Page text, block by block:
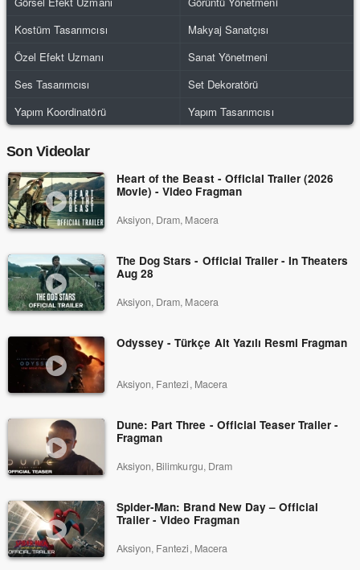
Kostüm Tasarımcısı
Makyaj Sanatçısı
Özel Efekt Uzmanı
Sanat Yönetmeni
Ses Tasarımcısı
Set Dekoratörü
Yapım Koordinatörü
Yapım Tasarımcısı
Son Videolar
Heart of the Beast - Official Trailer (2026
Movie) - Video Fragman
Aksiyon, Dram, Macera
The Dog Stars - Official Trailer - In Theaters
Aug 28
Aksiyon, Dram, Macera
Odyssey - Türkçe Alt Yazılı Resmi Fragman
Aksiyon, Fantezi, Macera
Dune: Part Three - Official Teaser Trailer -
Fragman
Aksiyon, Bilimkurgu, Dram
Spider-Man: Brand New Day – Official
Trailer - Video Fragman
Aksiyon, Fantezi, Macera